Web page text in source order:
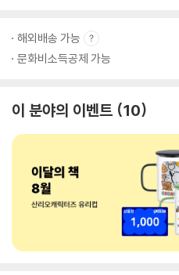
해외배송 가능
문화비소득공제 가능
이 분야의 이벤트 10